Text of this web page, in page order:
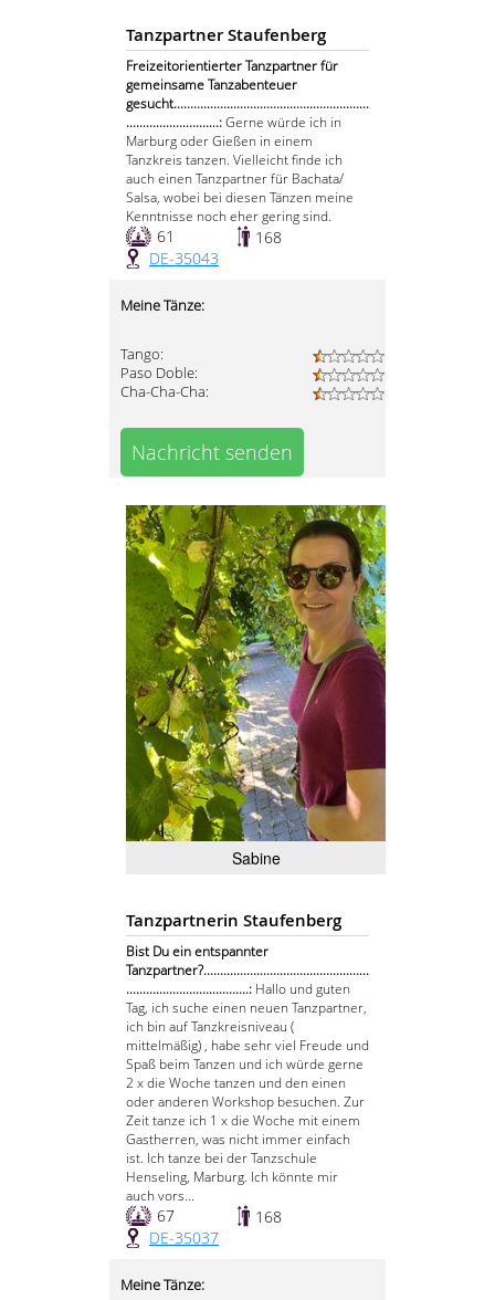
Tanzpartner Staufenberg
Freizeitorientierter Tanzpartner für
gemeinsame Tanzabenteuer
gesucht...........................................................
............................:Gerne würde ich in
Marburg oder Gießen in einem
Tanzkreis tanzen. Vielleicht finde ich
auch einen Tanzpartner für Bachata/
Salsa, wobei bei diesen Tänzen meine
Kenntnisse noch eher gering sind.
61
168
DE-35043
Meine Tänze:
Tango:
Paso Doble:
Cha-Cha-Cha:
Nachricht senden
Sabine
Tanzpartnerin Staufenberg
Bist Du ein entspannter
Tanzpartner?..................................................
.....................................: Hallo und guten
Tag, ich suche einen neuen Tanzpartner,
ich bin auf Tanzkreisniveau (
mittelmäßig) , habe sehr viel Freude und
Spaß beim Tanzen und ich würde gerne
2 x die Woche tanzen und den einen
oder anderen Workshop besuchen. Zur
Zeit tanze ich 1 x die Woche mit einem
Gastherren, was nicht immer einfach
ist. Ich tanze bei der Tanzschule
Henseling, Marburg. Ich könnte mir
auch vors...
67
168
DE-35037
Meine Tänze: